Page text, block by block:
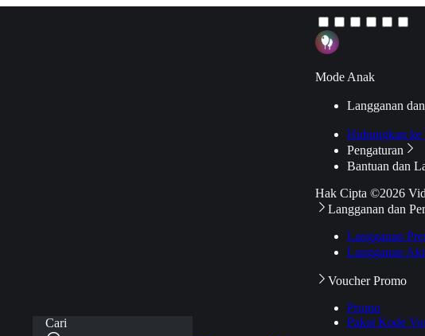
Cari
Mode Anak
Langganan
Hubungkan
Pengaturan
Bantuan dan
Hak Cipta ©2026
Langganan dan
Langganan
Langganan
Voucher Promo
Promo
Pakai Kode